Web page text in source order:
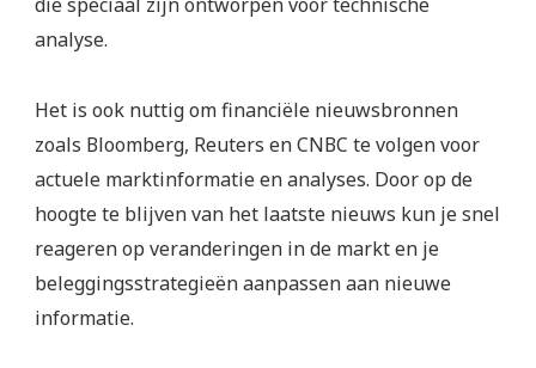
analyse.
Het is ook nuttig om financiële nieuwsbronnen
zoals Bloomberg, Reuters en CNBC te volgen voor
actuele marktinformatie en analyses. Door op de
hoogte te blijven van het laatste nieuws kun je snel
reageren op veranderingen in de markt en je
beleggingsstrategieën aanpassen aan nieuwe
informatie.